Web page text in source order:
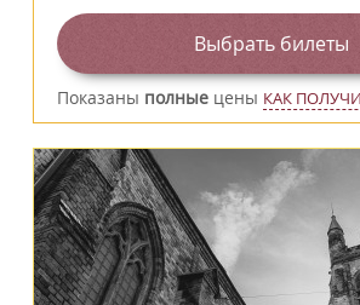
Выбрать билеты
Показаны полные цены КАК